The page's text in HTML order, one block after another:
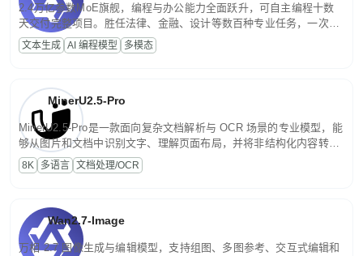
2.4万亿参数MoE旗舰，编程与办公能力全面跃升，可自主编程十数
天交付完整项目。胜任法律、金融、设计等数百种专业任务，一次对
话端到端交付生产级成果。原生视觉理解贯穿规划、执行与验证全流
程，支持超长文档与长视频的深度语义解析。长程任务中自主规划与
文本生成 AI 编程模型 多模态
MinerU2.5-Pro
MinerU2.5-Pro是一款面向复杂文档解析与 OCR 场景的专业模型，能
够从图片和文档中识别文字、理解页面布局，并将非结构化内容转换
为便于存储、检索和二次处理的结构化结果。
8K 多语言 文档处理/OCR
Wan2.7-Image
万相 2.7 图像生成与编辑模型，支持组图、多图参考、交互式编辑和